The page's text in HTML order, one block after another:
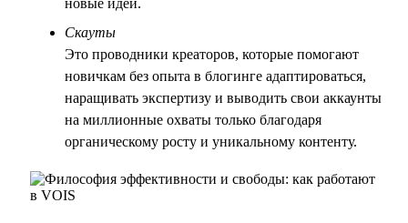
Скауты
Это проводники креаторов, которые помогают
новичкам без опыта в блогинге адаптироваться,
наращивать экспертизу и выводить свои аккаунты
на миллионные охваты только благодаря
органическому росту и уникальному контенту.